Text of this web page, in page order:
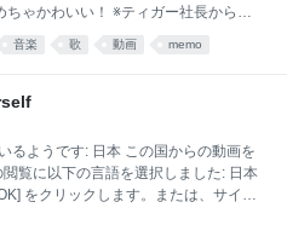
ちゃかわいい！ ※ティガー社長からの
ティガー社長ファンサイト ( ^_^)／
！！！ ( ^_^)／▼☆▼＼(^_^ ) mixiのマ
neko-222/ あ(￣○￣)り(￣◇￣)が
様のリペアで満足ですか？
2107 ★楽器家☆エクサイト☆３
音楽 歌 動画 memo
るようです: 日本 この国からの動画を
覧に以下の言語を選択しました: 日本
をクリックします。または、サイト
、いつでも変更できます。 You